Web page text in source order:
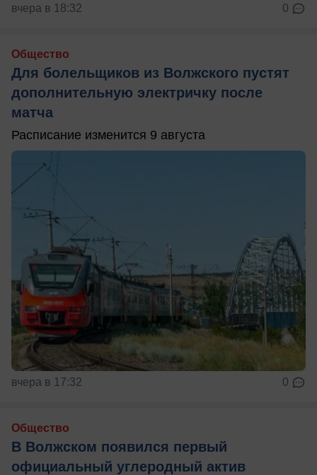
вчера в 18:32 0
Общество
Для болельщиков из Волжского пустят
дополнительную электричку после
матча
Расписание изменится 9 августа
вчера в 17:32 0
Общество
В Волжском появился первый
официальный углеродный актив